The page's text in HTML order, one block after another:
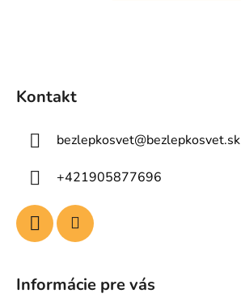
Kontakt
bezlepkosvet@bezlepkosvet.sk
+421905877696
Informácie pre vás